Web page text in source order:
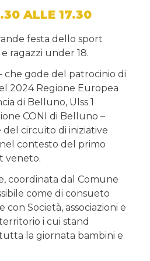
ALLE 17.30
festa dello sport
ragazzi under 18.
che gode del patrocinio di
2024 Regione Europea
di Belluno, Ulss 1
CONI di Belluno –
del circuito di iniziative
contesto del primo
veneto.
coordinata dal Comune
come di consueto
Società, associazioni e
i cui stand
la giornata bambini e